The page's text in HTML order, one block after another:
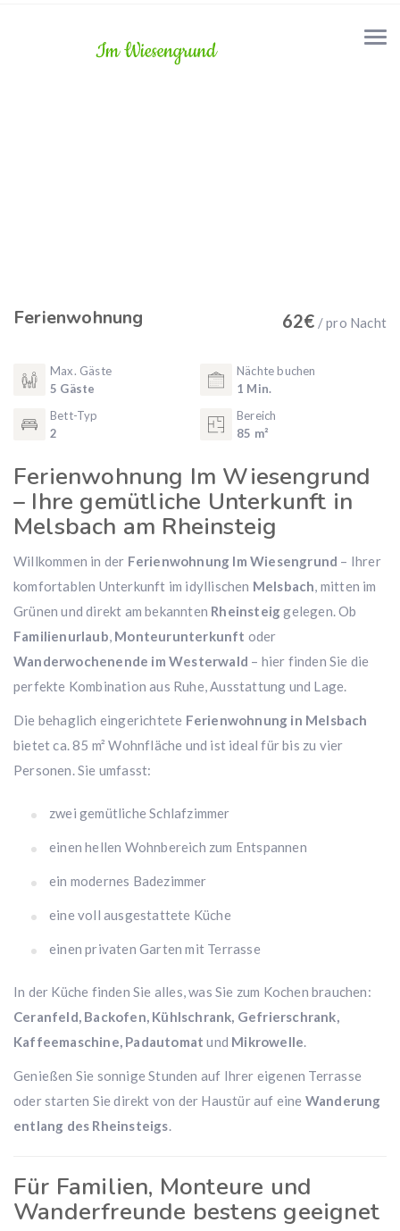
Ferienwohnung 62€ / pro Nacht
Max. Gäste
5 Gäste
Nächte buchen
1 Min.
Bett-Typ
2
Bereich
85 m²
Ferienwohnung Im Wiesengrund
– Ihre gemütliche Unterkunft in
Melsbach am Rheinsteig
Willkommen in der Ferienwohnung Im Wiesengrund – Ihrer
komfortablen Unterkunft im idyllischen Melsbach, mitten im
Grünen und direkt am bekannten Rheinsteiggelegen. Ob
Familienurlaub, Monteurunterkunft oder
Wanderwochenende im Westerwald – hier finden Sie die
perfekte Kombination aus Ruhe, Ausstattung und Lage.
Die behaglich eingerichtete Ferienwohnung in Melsbach
bietet ca. 85 m² Wohnfläche und ist ideal für bis zu vier
Personen. Sie umfasst:
zwei gemütliche Schlafzimmer
einen hellen Wohnbereich zum Entspannen
ein modernes Badezimmer
eine voll ausgestattete Küche
einen privaten Garten mit Terrasse
In der Küche finden Sie alles, was Sie zum Kochen brauchen:
Ceranfeld, Backofen, Kühlschrank, Gefrierschrank,
Kaffeemaschine, Padautomat und Mikrowelle.
Genießen Sie sonnige Stunden auf Ihrer eigenen Terrasse
oder starten Sie direkt von der Haustür auf eine Wanderung
entlang des Rheinsteigs.
Für Familien, Monteure und
Wanderfreunde bestens geeignet